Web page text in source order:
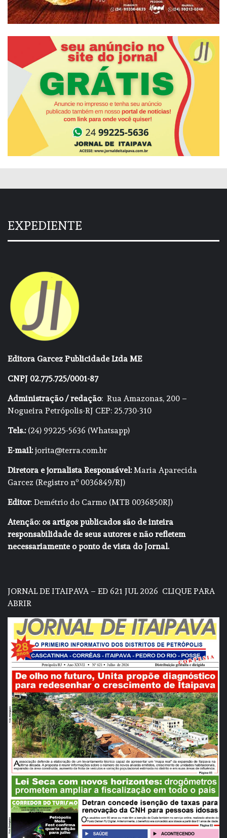
EXPEDIENTE
Editora Garcez Publicidade Ltda ME
CNPJ 02.775.725/0001-87
Administração / redação: Rua Amazonas, 200 –
Nogueira Petrópolis-RJ CEP: 25.730-310
Tels.:(24) 99225-5636 (Whatsapp)
E-mail:jorita@terra.com.br
Diretora e jornalista Responsável:Maria Aparecida
Garcez (Registro nº 0036849/RJ)
Editor: Demétrio do Carmo (MTB 0036850RJ)
Atenção: os artigos publicados são de inteira
responsabilidade de seus autores e não refletem
necessariamente o ponto de vista do Jornal.
JORNAL DE ITAIPAVA – ED 621 JUL 2026 CLIQUE PARA
ABRIR